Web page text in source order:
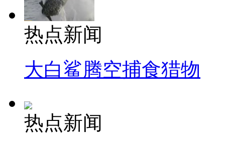
热点新闻
大白鲨腾空捕食猎物
热点新闻